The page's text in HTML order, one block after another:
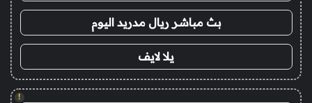
بث مباشر ريال مدريد اليوم
يلا لايف
!